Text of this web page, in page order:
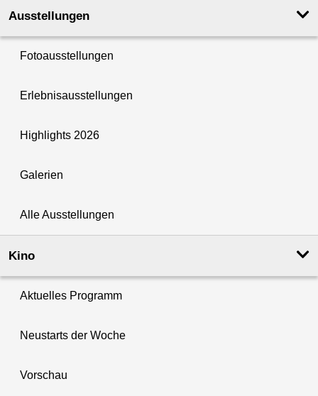
Ausstellungen
Fotoausstellungen
Erlebnisausstellungen
Highlights 2026
Galerien
Alle Ausstellungen
Kino
Aktuelles Programm
Neustarts der Woche
Vorschau